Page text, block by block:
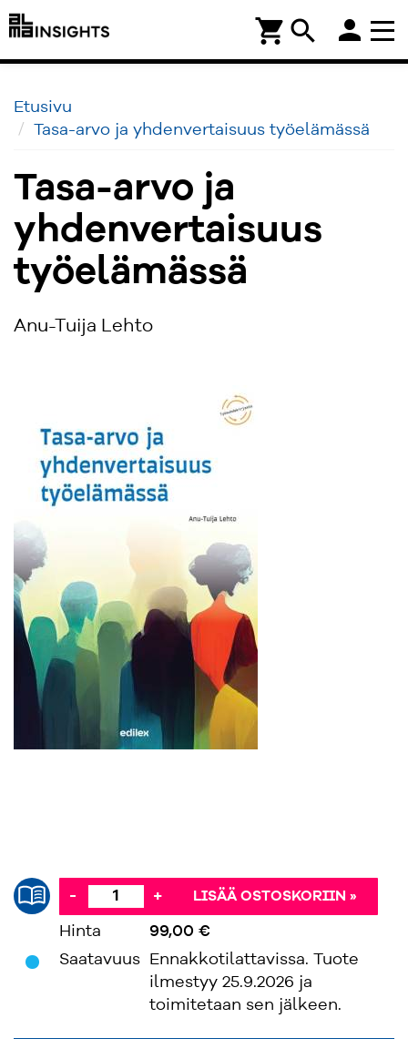
search
shopping_cart person
Etusivu
Tasa-arvo ja yhdenvertaisuus työelämässä
Tasa-arvo ja
yhdenvertaisuus
työelämässä
Anu-Tuija Lehto
- + LISÄÄ OSTOSKORIIN »
Hinta
99,00 €
Saatavuus
Ennakkotilattavissa. Tuote
ilmestyy 25.9.2026 ja
toimitetaan sen jälkeen.